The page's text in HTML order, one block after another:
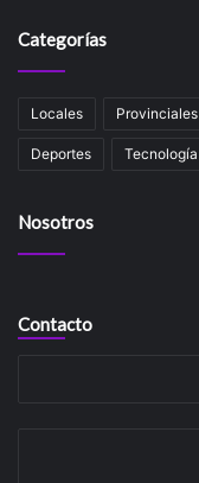
Categorías
Locales Provinciales
Deportes Tecnología
Nosotros
Contacto